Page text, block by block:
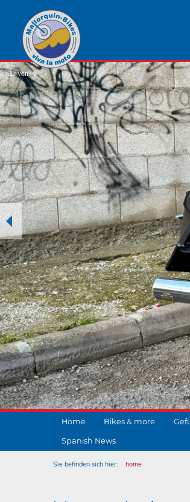
1 von 6
Home Bikes & more
Spanish News
Sie befinden sich hier:
home